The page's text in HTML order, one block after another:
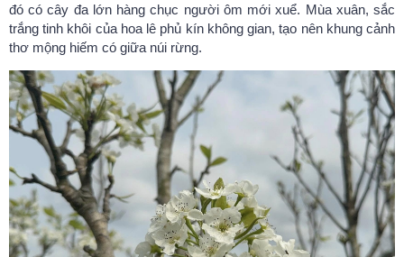
đó có cây đa lớn hàng chục người ôm mới xuể. Mùa xuân, sắc
trắng tinh khôi của hoa lê phủ kín không gian, tạo nên khung cảnh
thơ mộng hiếm có giữa núi rừng.